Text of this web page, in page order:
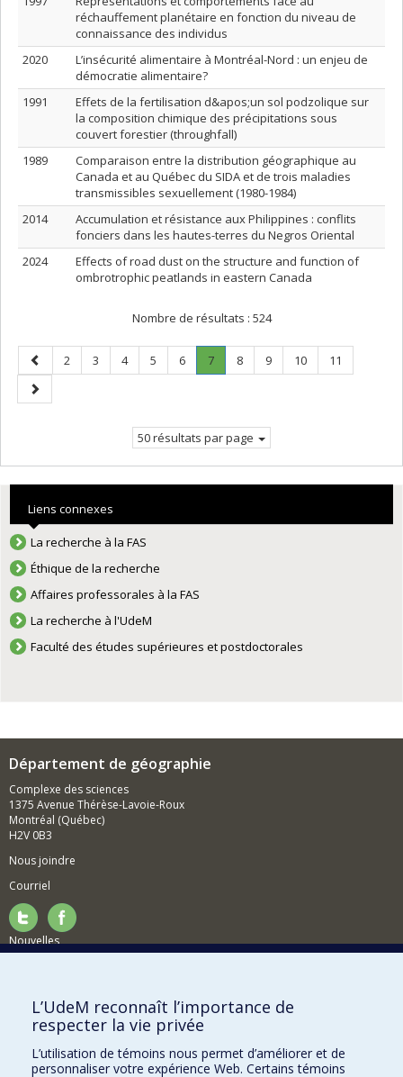
réchauffement planétaire en fonction du niveau de
connaissance des individus
2020
L’insécurité alimentaire à Montréal-Nord : un enjeu de
démocratie alimentaire?
1991
Effets de la fertilisation d&apos;un sol podzolique sur
la composition chimique des précipitations sous
couvert forestier (throughfall)
1989
Comparaison entre la distribution géographique au
Canada et au Québec du SIDA et de trois maladies
transmissibles sexuellement (1980-1984)
2014
Accumulation et résistance aux Philippines : conflits
fonciers dans les hautes-terres du Negros Oriental
2024
Effects of road dust on the structure and function of
ombrotrophic peatlands in eastern Canada
Nombre de résultats : 524
Page
précédente
Page
2 Page
3 Page
4 Page
5 Page
6 Page
7.
Page
Page
8 Page
9 Page
10 Page
11
Page
suivante
50 résultats par page
Liens connexes
La recherche à la FAS
Éthique de la recherche
Affaires professorales à la FAS
La recherche à l'UdeM
Faculté des études supérieures et postdoctorales
Département de géographie
Complexe des sciences
1375 Avenue Thérèse-Lavoie-Roux
Montréal (Québec)
H2V 0B3
Nous joindre
Courriel
Nouvelles
Comment soutenir le Département?
BESOIN D'AIDE?
Plan du site
L’UdeM reconnaît l’importance de
respecter la vie privée
L’utilisation de témoins nous permet d’améliorer et de
personnaliser votre expérience Web. Certains témoins